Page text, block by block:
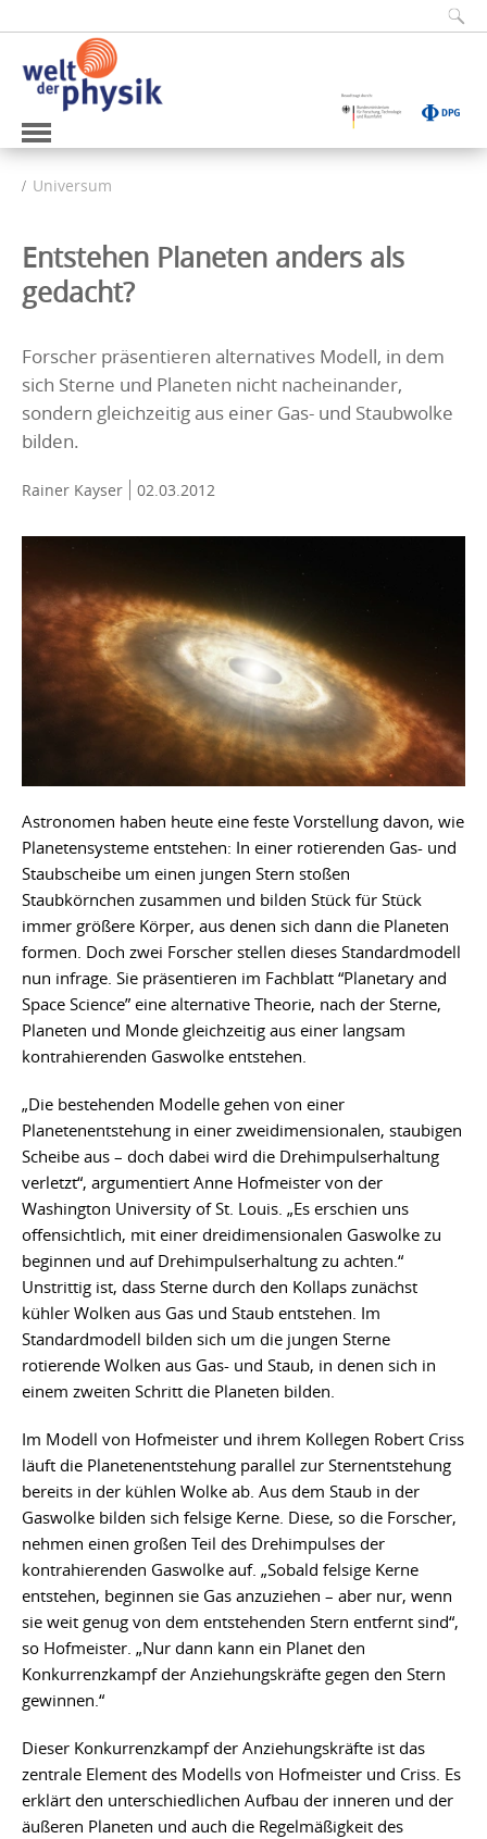
Universum
Entstehen Planeten anders als
gedacht?
Forscher präsentieren alternatives Modell, in dem
sich Sterne und Planeten nicht nacheinander,
sondern gleichzeitig aus einer Gas- und Staubwolke
bilden.
Rainer Kayser 02.03.2012
Astronomen haben heute eine feste Vorstellung davon, wie
Planetensysteme entstehen: In einer rotierenden Gas- und
Staubscheibe um einen jungen Stern stoßen
Staubkörnchen zusammen und bilden Stück für Stück
immer größere Körper, aus denen sich dann die Planeten
formen. Doch zwei Forscher stellen dieses Standardmodell
nun infrage. Sie präsentieren im Fachblatt “Planetary and
Space Science” eine alternative Theorie, nach der Sterne,
Planeten und Monde gleichzeitig aus einer langsam
kontrahierenden Gaswolke entstehen.
„Die bestehenden Modelle gehen von einer
Planetenentstehung in einer zweidimensionalen, staubigen
Scheibe aus – doch dabei wird die Drehimpulserhaltung
verletzt“, argumentiert Anne Hofmeister von der
Washington University of St. Louis. „Es erschien uns
offensichtlich, mit einer dreidimensionalen Gaswolke zu
beginnen und auf Drehimpulserhaltung zu achten.“
Unstrittig ist, dass Sterne durch den Kollaps zunächst
kühler Wolken aus Gas und Staub entstehen. Im
Standardmodell bilden sich um die jungen Sterne
rotierende Wolken aus Gas- und Staub, in denen sich in
einem zweiten Schritt die Planeten bilden.
Im Modell von Hofmeister und ihrem Kollegen Robert Criss
läuft die Planetenentstehung parallel zur Sternentstehung
bereits in der kühlen Wolke ab. Aus dem Staub in der
Gaswolke bilden sich felsige Kerne. Diese, so die Forscher,
nehmen einen großen Teil des Drehimpulses der
kontrahierenden Gaswolke auf. „Sobald felsige Kerne
entstehen, beginnen sie Gas anzuziehen – aber nur, wenn
sie weit genug von dem entstehenden Stern entfernt sind“,
so Hofmeister. „Nur dann kann ein Planet den
Konkurrenzkampf der Anziehungskräfte gegen den Stern
gewinnen.“
Dieser Konkurrenzkampf der Anziehungskräfte ist das
zentrale Element des Modells von Hofmeister und Criss. Es
erklärt den unterschiedlichen Aufbau der inneren und der
äußeren Planeten und auch die Regelmäßigkeit des